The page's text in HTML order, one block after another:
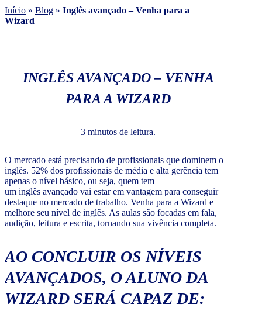
Início » Blog » Inglês avançado – Venha para a
Wizard
INGLÊS AVANÇADO – VENHA
PARA A WIZARD
3 minutos de leitura.
O mercado está precisando de profissionais que dominem o
inglês. 52% dos profissionais de média e alta gerência tem
apenas o nível básico, ou seja, quem tem
um inglês avançado vai estar em vantagem para conseguir
destaque no mercado de trabalho. Venha para a Wizard e
melhore seu nível de inglês. As aulas são focadas em fala,
audição, leitura e escrita, tornando sua vivência completa.
AO CONCLUIR OS NÍVEIS
AVANÇADOS, O ALUNO DA
WIZARD SERÁ CAPAZ DE: